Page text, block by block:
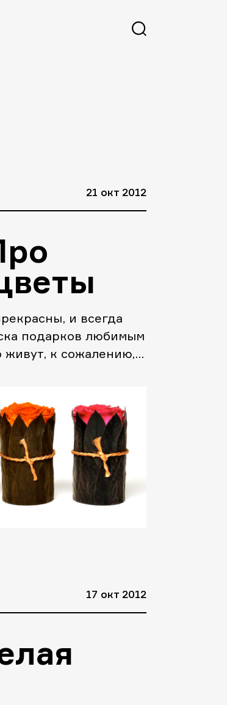
21 окт 2012
и всегда
подарков любимым
к сожалению,
17 окт 2012